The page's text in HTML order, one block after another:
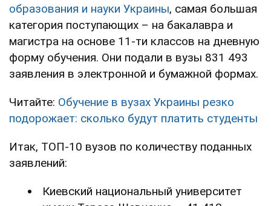
образования и науки Украины, самая большая
категория поступающих – на бакалавра и
магистра на основе 11-ти классов на дневную
форму обучения. Они подали в вузы 831 493
заявления в электронной и бумажной формах.
Читайте: Обучение в вузах Украины резко
подорожает: сколько будут платить студенты
Итак, ТОП-10 вузов по количеству поданных
заявлений:
Киевский национальный университет